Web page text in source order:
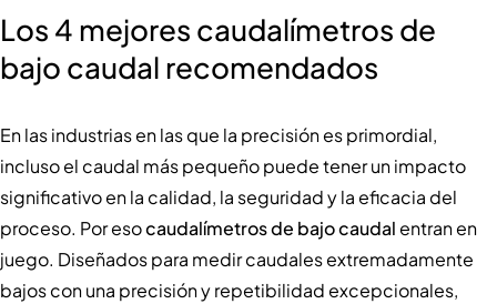
Los 4 mejores caudalímetros de
bajo caudal recomendados
En las industrias en las que la precisión es primordial,
incluso el caudal más pequeño puede tener un impacto
significativo en la calidad, la seguridad y la eficacia del
proceso. Por esocaudalímetros de bajo caudalentran en
juego. Diseñados para medir caudales extremadamente
bajos con una precisión y repetibilidad excepcionales,